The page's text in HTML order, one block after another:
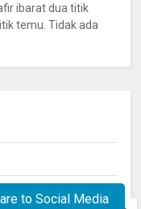
ibarat dua titik
temu. Tidak ada
to Social Media